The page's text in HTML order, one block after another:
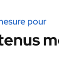
pour